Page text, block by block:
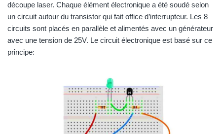
découpe laser. Chaque élément électronique a été soudé selon
un circuit autour du transistor qui fait office d’interrupteur. Les 8
circuits sont placés en parallèle et alimentés avec un générateur
avec une tension de 25V. Le circuit électronique est basé sur ce
principe: